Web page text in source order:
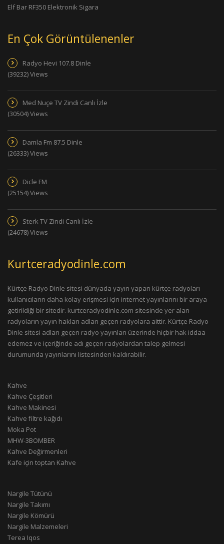
Elf Bar RF350 Elektronik Sigara
En Çok Görüntülenenler
Radyo Hevi 107.8 Dinle
(39232) Views
Med Nuçe TV Zindi Canlı İzle
(30504) Views
Damla Fm 87.5 Dinle
(26333) Views
Dicle FM
(25154) Views
Sterk TV Zindi Canlı İzle
(24678) Views
Kurtceradyodinle.com
Kürtçe Radyo Dinle sitesi dünyada yayın yapan kürtçe radyoları
kullanıcıların daha kolay erişmesi için internet yayınlarını bir araya
getirildiği bir sitedir. kurtceradyodinle.com sitesinde yer alan
radyoların yayın hakları adları geçen radyolara aittir. Kürtçe Radyo
Dinle sitesi adları geçen radyo yayınları üzerinde hiçbir hak iddaa
edemez ve içeriğinde adı geçen radyolardan talep gelmesi
durumunda yayınlarını listesinden kaldırabilir.
Kahve
Kahve Çeşitleri
Kahve Makinesi
Kahve filtre kağıdı
Moka Pot
MHW-3BOMBER
Kahve Değirmenleri
Kafe için toptan Kahve
Nargile Tütünü
Nargile Takımı
Nargile Kömürü
Nargile Malzemeleri
Terea Iqos